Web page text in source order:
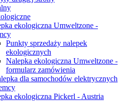
ekologiczna Umweltzone -
Punkty sprzedaży nalepek
ekologicznych
Nalepka ekologiczna Umweltzone -
formularz zamówienia
dla samochodów elektrycznych
ekologiczna Pickerl - Austria